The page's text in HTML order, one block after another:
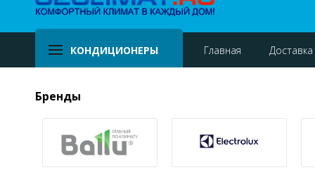
КОНДИЦИОНЕРЫ Главная Доставка
Бренды